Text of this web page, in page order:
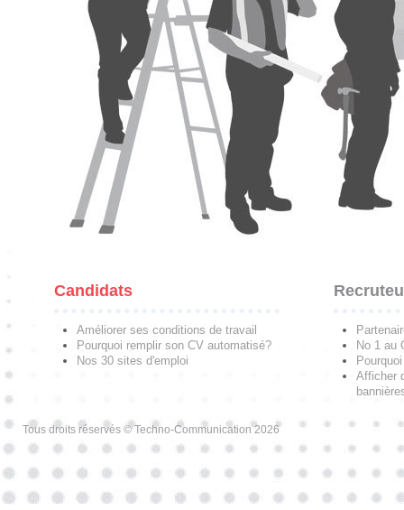
Candidats
Améliorer ses conditions de travail
Pourquoi remplir son CV automatisé?
Nos 30 sites d'emploi
No 1 au
Afficher
Tous droits réservés © Techno-Communication 2026